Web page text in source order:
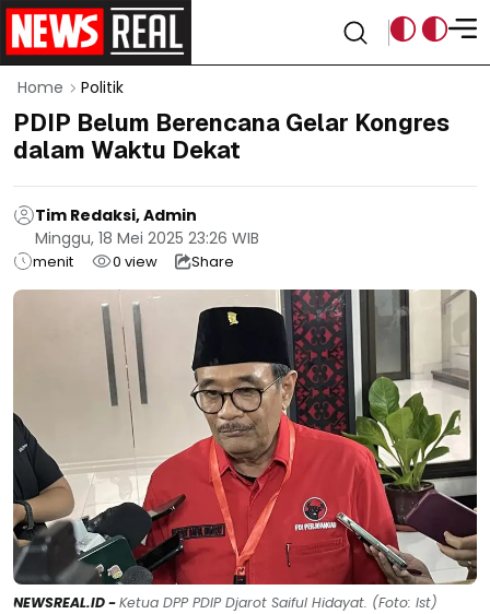
Home Politik
PDIP Belum Berencana Gelar Kongres
dalam Waktu Dekat
Tim Redaksi, Admin
Minggu, 18 Mei 2025 23:26 WIB
menit 0 view Share
NEWSREAL.ID -Ketua DPP PDIP Djarot Saiful Hidayat. (Foto: Ist)